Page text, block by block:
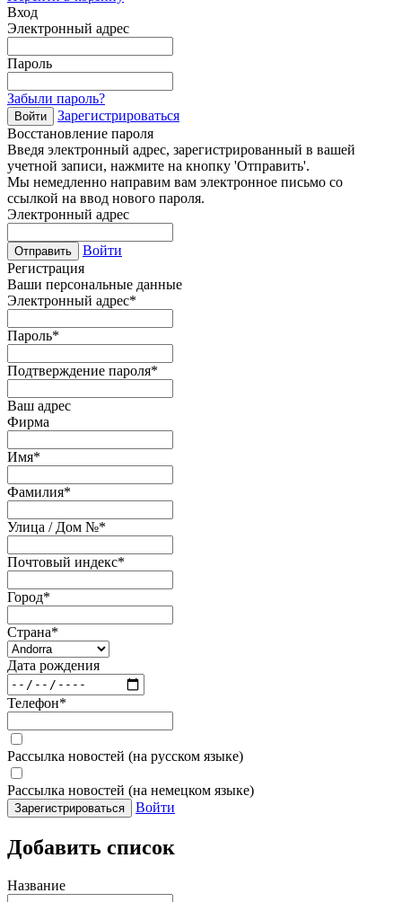
Вход
Электронный адрес
Пароль
Забыли пароль?
Войти
Зарегистрироваться
Восстановление пароля
Введя электронный адрес, зарегистрированный в вашей
учетной записи, нажмите на кнопку 'Отправить'.
Мы немедленно направим вам электронное письмо со
ссылкой на ввод нового пароля.
Электронный адрес
Отправить
Войти
Регистрация
Ваши персональные данные
Электронный адрес*
Пароль*
Подтверждение пароля*
Ваш адрес
Фирма
Имя*
Фамилия*
Улица / Дом №*
Почтовый индекс*
Город*
Страна*
Дата рождения
Телефон*
Рассылка новостей (на русском языке)
Рассылка новостей (на немецком языке)
Зарегистрироваться Войти
Добавить список
Название